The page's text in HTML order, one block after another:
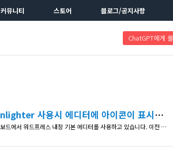
커뮤니티 스토어 블로그/공지사항
ChatGPT에게
케이보드 enlighter 사용시 에디터에 아이콘이 표시가 안됩니다.
안녕하세요, 케이보드에서 워드프레스 내장 기본 에디터를 사용하고 있습니다. 이전 코스모스팜 블로그에서 추천해주신 enlighter 플러그인을 설치하여 사용하려고 했는데, 사용 아이콘이 보이질 않아서 문의 드립니다.. 케이보드의 미디어 아이콘위치에 원래 나와야 하는것 같은데.. 나오지가 않네요.. 대시보드 등의 케이보드가 빠진 워드프레스 에디터에서는 enlighter 아이콘이 나오는걸 확인했습니다.. ㅠㅠ 참고